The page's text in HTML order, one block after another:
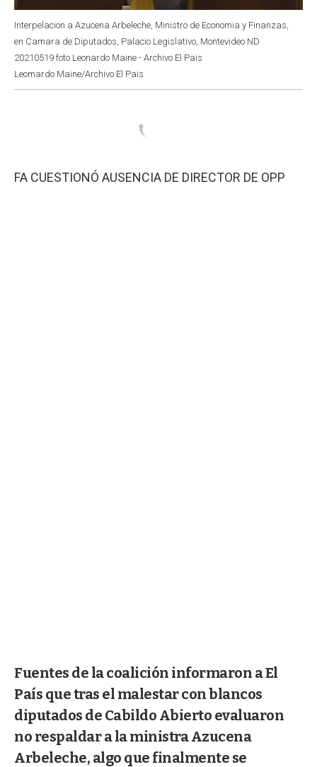
Interpelacion a Azucena Arbeleche, Ministro de Economia y Finanzas,
en Camara de Diputados, Palacio Legislativo, Montevideo ND
20210519 foto Leonardo Maine - Archivo El Pais
Leomardo Maine/Archivo El Pais
FA CUESTIONÓ AUSENCIA DE DIRECTOR DE OPP
Fuentes de la coalición informaron a El
País que tras el malestar con blancos
diputados de Cabildo Abierto evaluaron
no respaldar a la ministra Azucena
Arbeleche, algo que finalmente se